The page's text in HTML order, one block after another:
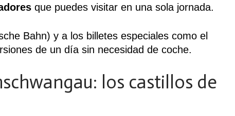
que puedes visitar en una sola jornada.
Bahn) y a los billetes especiales como el
de un día sin necesidad de coche.
los castillos de